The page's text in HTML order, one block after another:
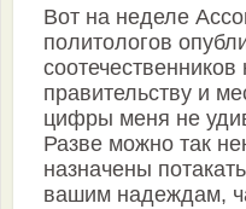
Вот на неделе
политологов
правительству и
цифры меня не
Разве можно так
назначены
вашим надеждам,